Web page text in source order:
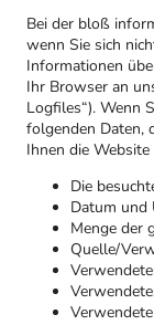
Bei der bloß
wenn Sie sich
Informationen
Ihr Browser an
Logfiles“). Wenn
folgenden Daten,
Ihnen die Website
Die
Datum und
Menge der
Quelle/